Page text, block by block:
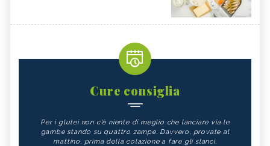
Cure consiglia
Per i glutei non c'è niente di meglio che lanciare via le
gambe stando su quattro zampe. Davvero, provate al
mattino, prima della colazione a fare gli slanci.